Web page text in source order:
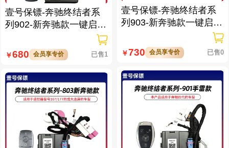
壹号保镖-奔驰终结者系
列902-新奔驰款一键启动
￥680 会员享专价 已售1
壹号保镖-奔驰终结者系
列903-新奔驰款一键启动
￥730 会员享专价 已售0